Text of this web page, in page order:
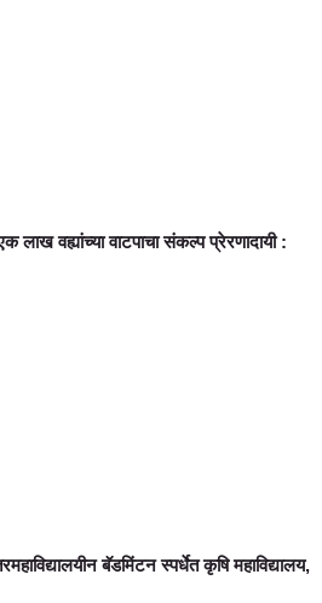
लाख वह्यांच्या वाटपाचा संकल्प प्रेरणादायी :
बॅडमिंटन स्पर्धेत कृषि महाविद्यालय,